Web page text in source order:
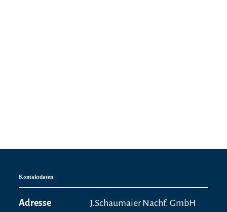
Kontaktdaten
Adresse
J.Schaumaier Nachf. GmbH